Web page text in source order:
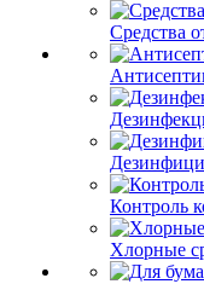
Средства
Контроль
Хлорные